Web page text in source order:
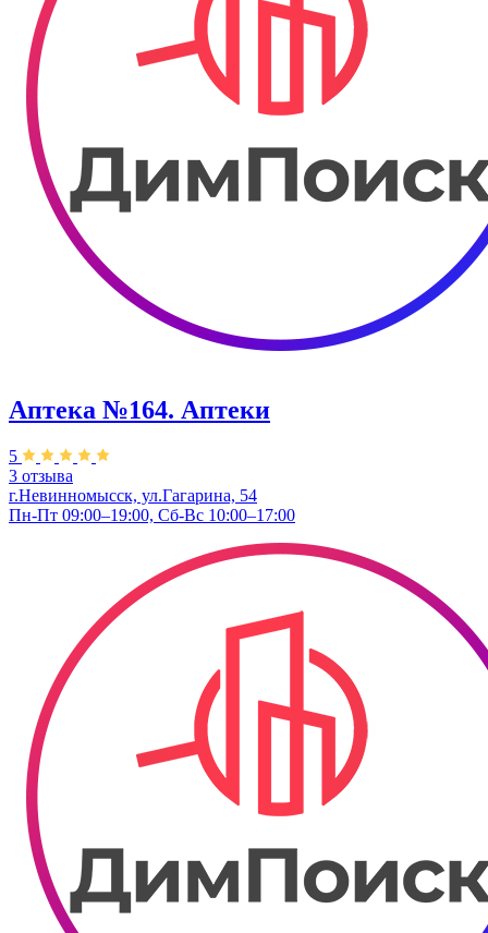
Аптека №164. Аптеки
5
3 отзыва
г.Невинномысск, ул.Гагарина, 54
Пн-Пт 09:00–19:00, Сб-Вс 10:00–17:00